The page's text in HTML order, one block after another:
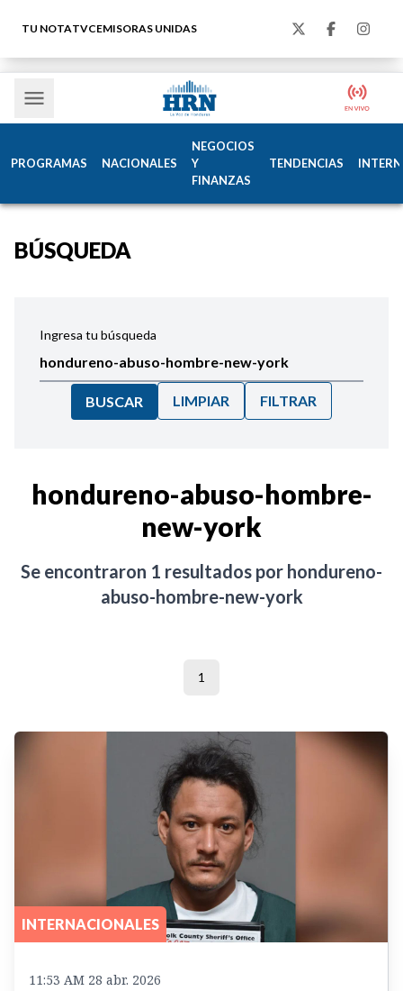
TU NOTATVCEMISORAS UNIDAS
PROGRAMAS NACIONALES
NEGOCIOS
Y
FINANZAS
TENDENCIAS
BÚSQUEDA
Ingresa tu búsqueda
BUSCAR LIMPIAR FILTRAR
hondureno-abuso-hombre-
new-york
Se encontraron 1 resultados por hondureno-
abuso-hombre-new-york
1
INTERNACIONALES
11:53 AM 28 abr. 2026